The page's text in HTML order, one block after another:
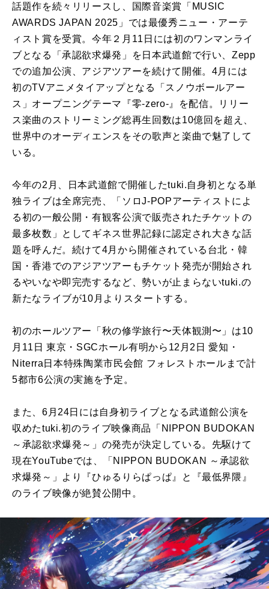
話題作を続々リリースし、国際音楽賞「MUSIC
AWARDS JAPAN 2025」では最優秀ニュー・アーテ
ィスト賞を受賞。今年２月11日には初のワンマンライ
ブとなる「承認欲求爆発」を日本武道館で行い、Zepp
での追加公演、アジアツアーを続けて開催。4月には
初のTVアニメタイアップとなる「スノウボールアー
ス」オープニングテーマ『零-zero-』を配信。リリー
ス楽曲のストリーミング総再生回数は10億回を超え、
世界中のオーディエンスをその歌声と楽曲で魅了して
いる。
今年の2月、日本武道館で開催したtuki.自身初となる単
独ライブは全席完売、「ソロJ-POPアーティストによ
る初の一般公開・有観客公演で販売されたチケットの
最多枚数」としてギネス世界記録に認定され大きな話
題を呼んだ。続けて4月から開催されている台北・韓
国・香港でのアジアツアーもチケット発売が開始され
るやいなや即完売するなど、勢いが止まらないtuki.の
新たなライブが10月よりスタートする。
初のホールツアー「秋の修学旅⾏〜天体観測〜」は10
月11日 東京・SGCホール有明から12月2日 愛知・
Niterra⽇本特殊陶業市⺠会館 フォレストホールまで計
5都市6公演の実施を予定。
また、6月24日には自身初ライブとなる武道館公演を
収めたtuki.初のライブ映像商品「NIPPON BUDOKAN
～承認欲求爆発～」の発売が決定している。先駆けて
現在YouTubeでは、「NIPPON BUDOKAN ～承認欲
求爆発～」より『ひゅるりらぱっぱ』と『最低界隈』
のライブ映像が絶賛公開中。